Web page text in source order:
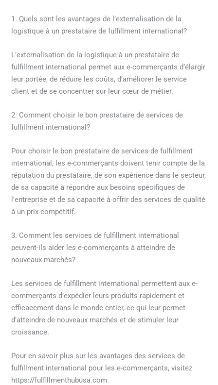
1. Quels sont les avantages de l’externalisation de la
logistique à un prestataire de fulfillment international?
L’externalisation de la logistique à un prestataire de
fulfillment international permet aux e-commerçants d’élargir
leur portée, de réduire les coûts, d’améliorer le service
client et de se concentrer sur leur cœur de métier.
2. Comment choisir le bon prestataire de services de
fulfillment international?
Pour choisir le bon prestataire de services de fulfillment
international, les e-commerçants doivent tenir compte de la
réputation du prestataire, de son expérience dans le secteur,
de sa capacité à répondre aux besoins spécifiques de
l’entreprise et de sa capacité à offrir des services de qualité
à un prix compétitif.
3. Comment les services de fulfillment international
peuvent-ils aider les e-commerçants à atteindre de
nouveaux marchés?
Les services de fulfillment international permettent aux e-
commerçants d’expédier leurs produits rapidement et
efficacement dans le monde entier, ce qui leur permet
d’atteindre de nouveaux marchés et de stimuler leur
croissance.
Pour en savoir plus sur les avantages des services de
fulfillment international pour les e-commerçants, visitez
https://fulfillmenthubusa.com.